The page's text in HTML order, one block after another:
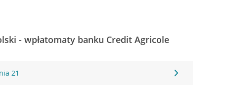
- wpłatomaty banku Credit Agricole
21